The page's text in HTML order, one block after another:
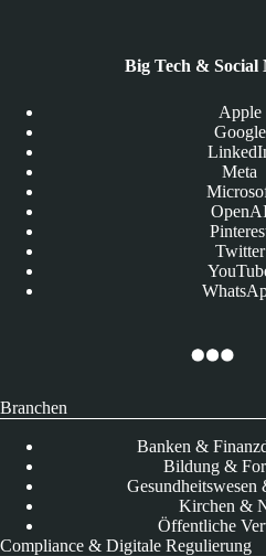
Big Tech & Social
Apple
Google
Meta
Twitter
Branchen
Banken &
Bildung &
Gesundheitswesen
Kirchen &
Öffentliche
Compliance & Digitale Regulierung